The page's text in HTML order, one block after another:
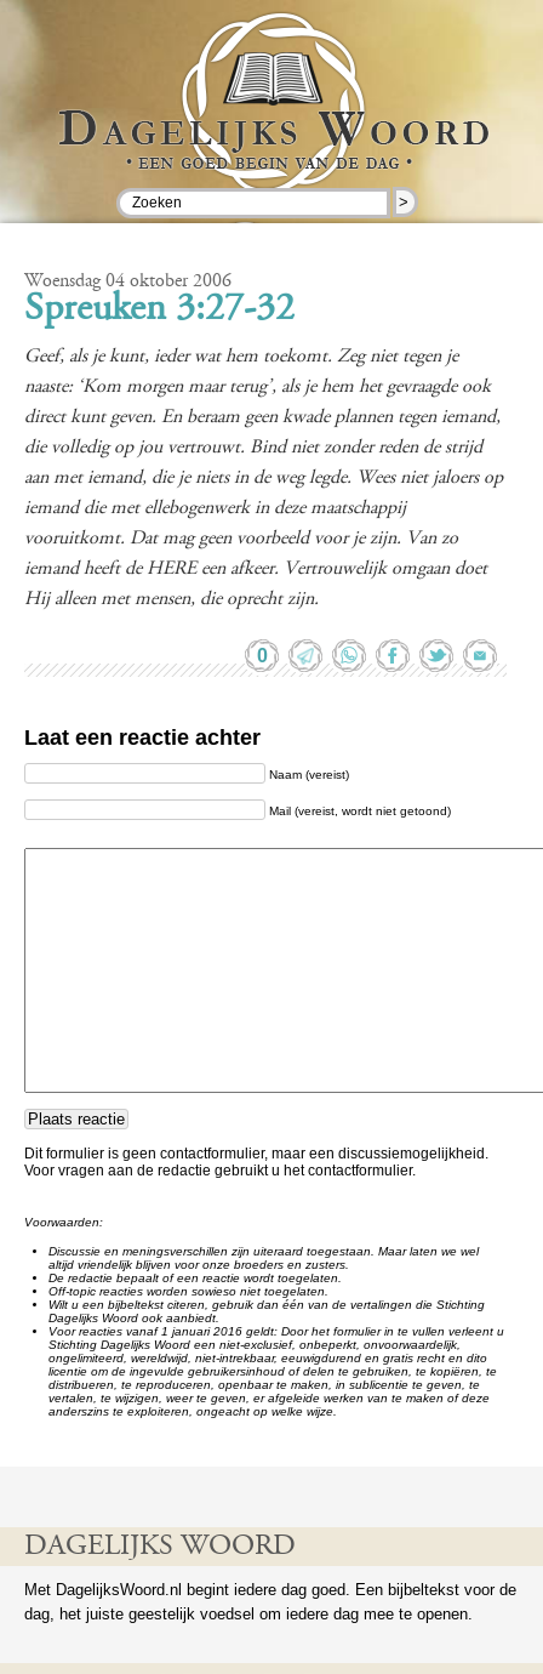
>
Woensdag 04 oktober 2006
Spreuken 3:27-32
Geef, als je kunt, ieder wat hem toekomt. Zeg niet tegen je
naaste: ‘Kom morgen maar terug’, als je hem het gevraagde ook
direct kunt geven. En beraam geen kwade plannen tegen iemand,
die volledig op jou vertrouwt. Bind niet zonder reden de strijd
aan met iemand, die je niets in de weg legde. Wees niet jaloers op
iemand die met ellebogenwerk in deze maatschappij
vooruitkomt. Dat mag geen voorbeeld voor je zijn. Van zo
iemand heeft de HERE een afkeer. Vertrouwelijk omgaan doet
Hij alleen met mensen, die oprecht zijn.
0
Laat een reactie achter
Naam (vereist)
Mail (vereist, wordt niet getoond)
Dit formulier is geen contactformulier, maar een discussiemogelijkheid.
Voor vragen aan de redactie gebruikt u het contactformulier.
Voorwaarden:
Discussie en meningsverschillen zijn uiteraard toegestaan. Maar laten we wel
altijd vriendelijk blijven voor onze broeders en zusters.
De redactie bepaalt of een reactie wordt toegelaten.
Off-topic reacties worden sowieso niet toegelaten.
Wilt u een bijbeltekst citeren, gebruik dan één van de vertalingen die Stichting
Dagelijks Woord ook aanbiedt.
Voor reacties vanaf 1 januari 2016 geldt: Door het formulier in te vullen verleent u
Stichting Dagelijks Woord een niet-exclusief, onbeperkt, onvoorwaardelijk,
ongelimiteerd, wereldwijd, niet-intrekbaar, eeuwigdurend en gratis recht en dito
licentie om de ingevulde gebruikersinhoud of delen te gebruiken, te kopiëren, te
distribueren, te reproduceren, openbaar te maken, in sublicentie te geven, te
vertalen, te wijzigen, weer te geven, er afgeleide werken van te maken of deze
anderszins te exploiteren, ongeacht op welke wijze.
DAGELIJKS WOORD
Met DagelijksWoord.nl begint iedere dag goed. Een bijbeltekst voor de
dag, het juiste geestelijk voedsel om iedere dag mee te openen.